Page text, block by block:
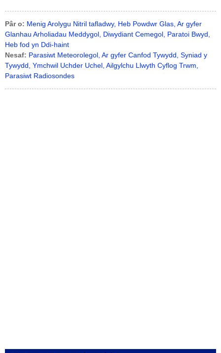
Pâr o: Menig Arolygu Nitril tafladwy, Heb Powdwr Glas, Ar gyfer
Glanhau Arholiadau Meddygol, Diwydiant Cemegol, Paratoi Bwyd,
Heb fod yn Ddi-haint
Nesaf: Parasiwt Meteorolegol, Ar gyfer Canfod Tywydd, Syniad y
Tywydd, Ymchwil Uchder Uchel, Ailgylchu Llwyth Cyflog Trwm,
Parasiwt Radiosondes